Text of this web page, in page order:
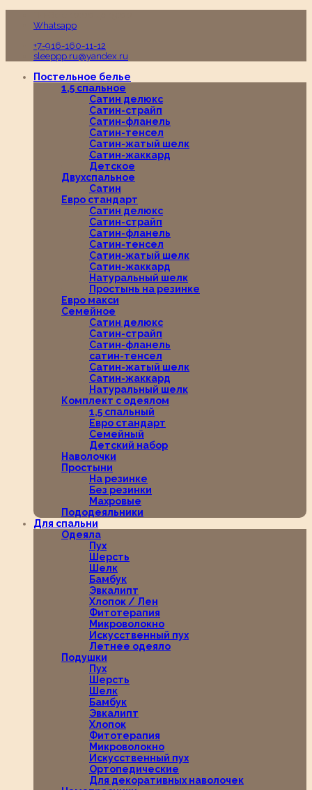
Whatsapp
+7-916-160-11-12
sleeppp.ru@yandex.ru
Постельное белье
1,5 спальное
Сатин делюкс
Сатин-страйп
Сатин-фланель
Сатин-тенсел
Сатин-жатый шелк
Сатин-жаккард
Детское
Двухспальное
Сатин
Евро стандарт
Сатин делюкс
Сатин-страйп
Сатин-фланель
Сатин-тенсел
Сатин-жатый шелк
Сатин-жаккард
Натуральный шелк
Простынь на резинке
Евро макси
Семейное
Сатин делюкс
Сатин-страйп
Сатин-фланель
сатин-тенсел
Сатин-жатый шелк
Сатин-жаккард
Натуральный шелк
Комплект с одеялом
1,5 спальный
Евро стандарт
Семейный
Детский набор
Наволочки
Простыни
На резинке
Без резинки
Махровые
Пододеяльники
Для спальни
Одеяла
Пух
Шерсть
Шелк
Бамбук
Эвкалипт
Хлопок / Лен
Фитотерапия
Микроволокно
Искусственный пух
Летнее одеяло
Подушки
Пух
Шерсть
Шелк
Бамбук
Эвкалипт
Хлопок
Фитотерапия
Микроволокно
Искусственный пух
Ортопедические
Для декоративных наволочек